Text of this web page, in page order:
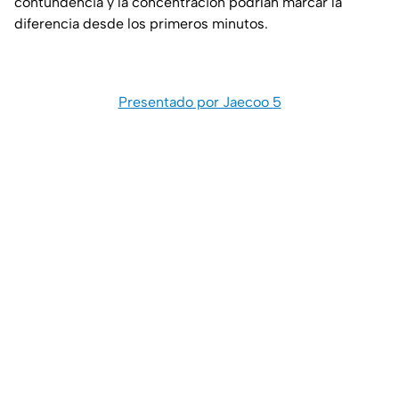
diferencia desde los primeros minutos.
Presentado por Jaecoo 5